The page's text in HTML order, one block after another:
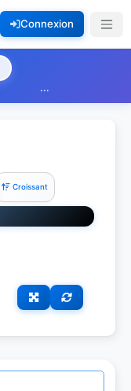
Connexion
...
Croissant